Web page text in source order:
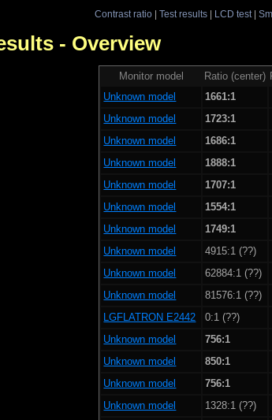
Contrast ratio| Test results| LCD test|
- Overview
Monitor model Ratio (center)
Unknown model
1661:1
Unknown model
1723:1
Unknown model
1686:1
Unknown model
1888:1
Unknown model
1707:1
Unknown model
1554:1
Unknown model
1749:1
Unknown model
4915:1 (??)
Unknown model
62884:1 (??)
Unknown model
81576:1 (??)
LGFLATRON E2442
0:1 (??)
Unknown model
756:1
Unknown model
850:1
Unknown model
756:1
Unknown model
1328:1 (??)